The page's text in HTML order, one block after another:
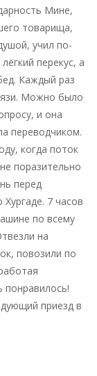
Мине,
товарища,
учил по-
перекус, а
Каждый раз
Можно было
и она
переводчиком.
когда поток
поразительно
перед
7 часов
по всему
на
повозили по
понравилось!
приезд в